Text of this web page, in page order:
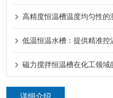
高精度恒温槽温度均匀性的
低温恒温水槽：提供精准控
磁力搅拌恒温槽在化工领域
详细介绍